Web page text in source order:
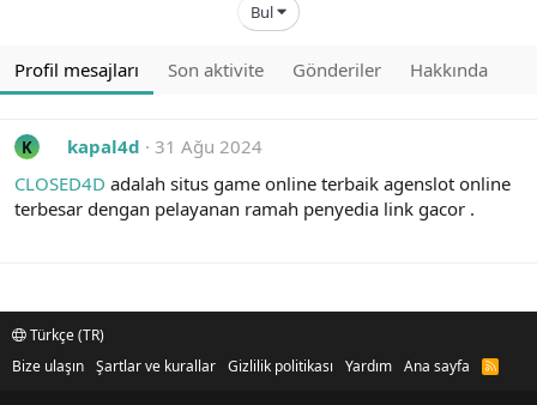
Bul
Profil mesajları Son aktivite Gönderiler Hakkında
K kapal4d
31 Ağu 2024
CLOSED4D adalah situs game online terbaik agenslot online
terbesar dengan pelayanan ramah penyedia link gacor .
Türkçe (TR)
Bize ulaşın Şartlar ve kurallar Gizlilik politikası Yardım Ana sayfa
R